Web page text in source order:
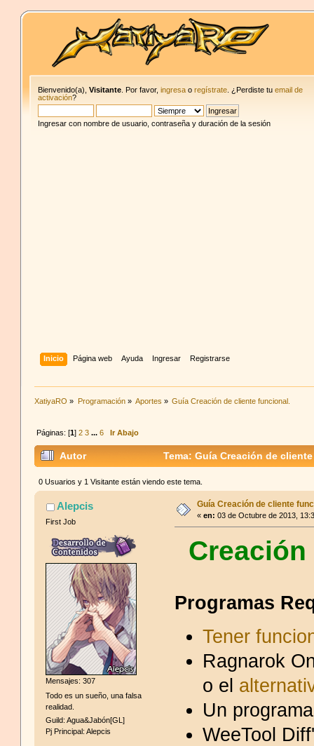
Bienvenido(a),Visitante . Por favor,ingresa oregístrate . ¿Perdiste tuemail de
activación?
Ingresar con nombre de usuario, contraseña y duración de la sesión
Inicio Página web Ayuda Ingresar Registrarse
XatiyaRO » Programación» Aportes » Guía Creación de cliente funcional.
Páginas: [1] 2 3 ... 6 Ir Abajo
Autor Tema: Guía Creación de
0 Usuarios y 1 Visitante están viendo este tema.
Alepcis
First Job
Mensajes: 307
Todo es un sueño, una falsa
realidad.
Guild: Agua&Jabón[GL]
Pj Principal: Alepcis
Guía Creación de cliente
«en: 03 de Octubre de 2013,
Programas
Tener
Ragnarok
o el
Un
WeeTool